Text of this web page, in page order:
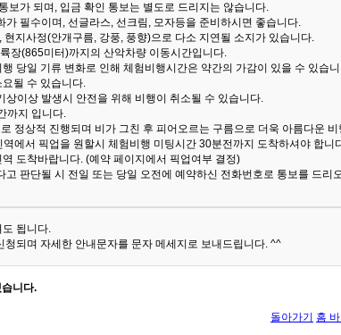
보가 되며, 입금 확인 통보는 별도로 드리지는 않습니다.
필수이며, 선글라스, 선크림, 모자등을 준비하시면 좋습니다.
지사정(안개구름, 강풍, 풍향)으로 다소 지연될 소지가 있습니다.
장(865미터)까지의 산악차량 이동시간입니다.
당일 기류 변화로 인해 체험비행시간은 약간의 가감이 있을 수 있습
될 수 있습니다.
이상 발생시 안전을 위해 비행이 취소될 수 있습니다.
까지 입니다.
정상적 진행되며 비가 그친 후 피어오르는 구름으로 더욱 아름다운
에서 픽업을 원할시 체험비행 미팅시간 30분전까지 도착하셔야 합니
도착바랍니다. (예약 페이지에서 픽업여부 결정)
판단될 시 전일 또는 당일 오전에 예약하신 전화번호로 통보를 드
됩니다.
되며 자세한 안내문자를 문자 메세지로 보내드립니다. ^^
니다.
돌아가기 홈